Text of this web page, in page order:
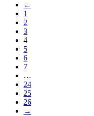
←
1
2
3
4
5
6
7
…
24
25
26
→